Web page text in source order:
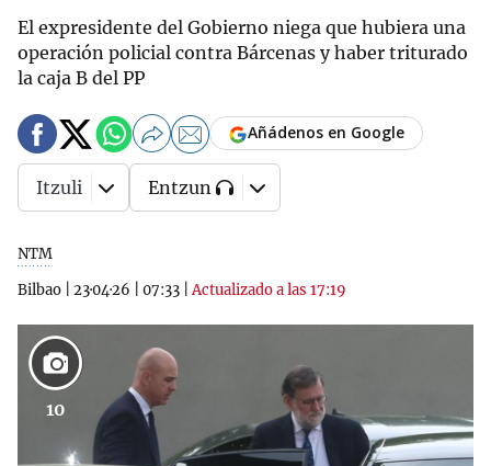
El expresidente del Gobierno niega que hubiera una
operación policial contra Bárcenas y haber triturado
la caja B del PP
NTM
Bilbao
23·04·26 07:33 |Actualizado a las 17:19
Añádenos en Google
Itzuli Entzun
10